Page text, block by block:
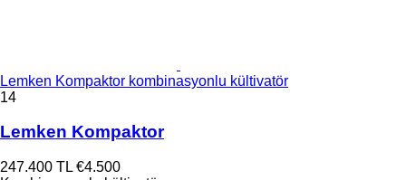
Lemken Kompaktor kombinasyonlu kültivatör
14
Lemken Kompaktor
247.400 TL €4.500